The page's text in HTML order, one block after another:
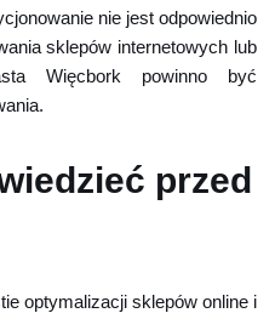
nie jest odpowiednio
sklepów internetowych lub
Więcbork powinno być
przed
optymalizacji sklepów online i